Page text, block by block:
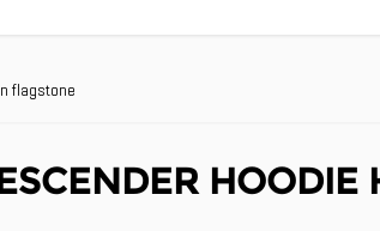
flagstone
HOODIE